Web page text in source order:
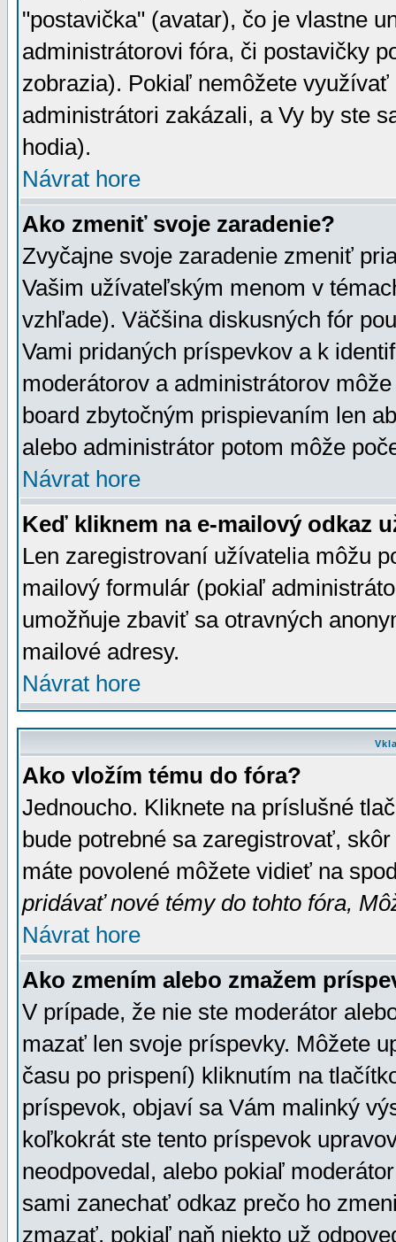
"postavička" (avatar), čo je vlastne
administrátorovi fóra, či postavičky
zobrazia). Pokiaľ nemôžete
administrátori zakázali, a Vy by ste
hodia).
Návrat hore
Ako zmeniť svoje zaradenie?
Zvyčajne svoje zaradenie zmeniť
Vašim užívateľským menom v
vzhľade). Väčšina diskusných fór
Vami pridaných príspevkov a k
moderátorov a administrátorov
board zbytočným prispievaním len
alebo administrátor potom môže
Návrat hore
Keď kliknem na e-mailový odkaz
Len zaregistrovaní užívatelia môžu
mailový formulár (pokiaľ
umožňuje zbaviť sa otravných
mailové adresy.
Návrat hore
Ako vložím tému do fóra?
Jednoucho. Kliknete na príslušné
bude potrebné sa zaregistrovať,
máte povolené môžete vidieť na
pridávať nové témy do tohto fóra,
Návrat hore
Ako zmením alebo zmažem
V prípade, že nie ste moderátor
mazať len svoje príspevky. Môžete
času po prispení) kliknutím na
príspevok, objaví sa Vám malinký
koľkokrát ste tento príspevok
neodpovedal, alebo pokiaľ
sami zanechať odkaz prečo ho
zmazať, pokiaľ naň niekto už